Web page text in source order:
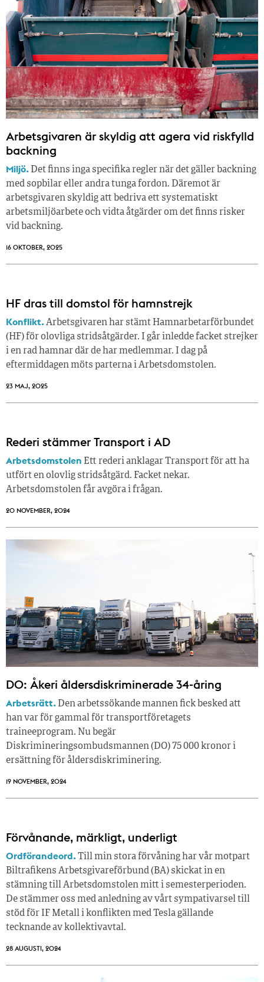
Arbetsgivaren är skyldig att agera vid riskfylld
backning
Miljö. Det finns inga specifika regler när det gäller backning
med sopbilar eller andra tunga fordon. Däremot är
arbetsgivaren skyldig att bedriva ett systematiskt
arbetsmiljöarbete och vidta åtgärder om det finns risker
vid backning.
16 OKTOBER, 2025
HF dras till domstol för hamnstrejk
Konflikt.Arbetsgivaren har stämt Hamnarbetarförbundet
(HF) för olovliga stridsåtgärder. I går inledde facket strejker
i en rad hamnar där de har medlemmar. I dag på
eftermiddagen möts parterna i Arbetsdomstolen.
23 MAJ, 2025
Rederi stämmer Transport i AD
Arbetsdomstolen Ett rederi anklagar Transport för att ha
utfört en olovlig stridsåtgärd. Facket nekar.
Arbetsdomstolen får avgöra i frågan.
20 NOVEMBER, 2024
DO: Åkeri åldersdiskriminerade 34-åring
Arbetsrätt. Den arbetssökande mannen fick besked att
han var för gammal för transportföretagets
traineeprogram. Nu begär
Diskrimineringsombudsmannen (DO) 75 000 kronor i
ersättning för åldersdiskriminering.
19 NOVEMBER, 2024
Förvånande, märkligt, underligt
Ordförandeord.Till min stora förvåning har vår motpart
Biltrafikens Arbetsgivareförbund (BA) skickat in en
stämning till Arbetsdomstolen mitt i semesterperioden.
De stämmer oss med anledning av vårt sympativarsel till
stöd för IF Metall i konflikten med Tesla gällande
tecknande av kollektivavtal.
28 AUGUSTI, 2024